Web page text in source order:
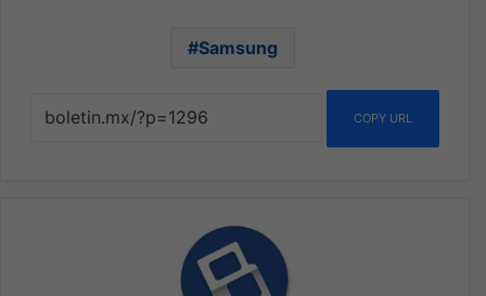
Samsung
COPY URL